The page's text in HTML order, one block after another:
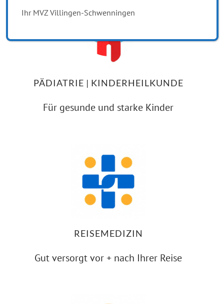
PÄDIATRIE | KINDERHEILKUNDE
Für gesunde und starke Kinder
REISEMEDIZIN
Gut versorgt vor + nach Ihrer Reise
Ihr MVZ Villingen-Schwenningen